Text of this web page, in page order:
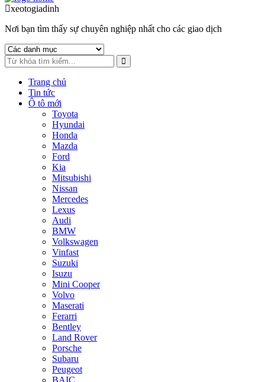
to
toxeotogiadinh
Nơi bạn tìm thấy sự chuyên nghiệp nhất cho các giao dịch
Trang chủ
Tin tức
Ô tô mới
Toyota
Hyundai
Honda
Mazda
Ford
Kia
Mitsubishi
Nissan
Mercedes
Lexus
Audi
BMW
Volkswagen
Vinfast
Suzuki
Isuzu
Mini Cooper
Volvo
Maserati
Ferarri
Bentley
Land Rover
Porsche
Subaru
Peugeot
BAIC